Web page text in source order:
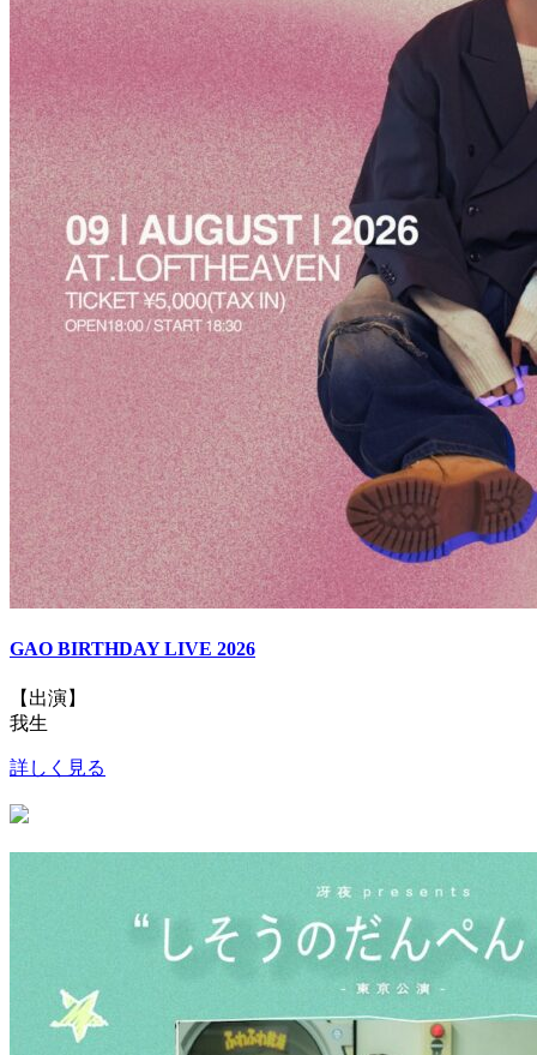
GAO BIRTHDAY LIVE 2026
【出演】
我生
詳しく見る